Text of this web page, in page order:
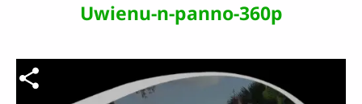
vidéo
Uwienu-n-panno-360p
Fichier vidéo